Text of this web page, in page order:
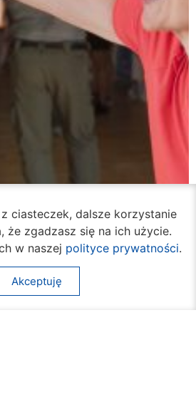
ciasteczek, dalsze korzystanie
że zgadzasz się na ich użycie.
w naszej polityce prywatności.
Akceptuję